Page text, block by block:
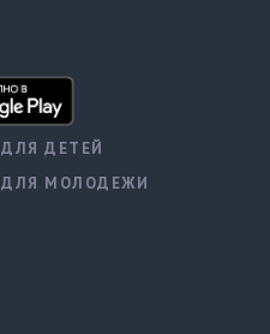
ДЛЯ ДЕТЕЙ
ДЛЯ МОЛОДЕЖИ